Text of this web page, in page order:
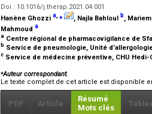
Doi : 10.1016/j.therap.2021.04.001
Hanène Ghozzi a,⁎ , Najla Bahloul b,
Mahmoud a
a Centre régional de pharmacovigilance de
b Service de pneumologie, Unité
c Service de médecine préventive, CHU
⁎Auteur correspondant.
Le texte complet de cet article est disponible
PDF Article
Résumé
Mots clés